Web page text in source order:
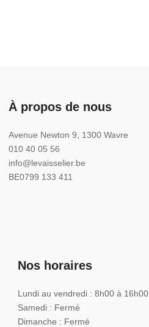
À propos de nous
Avenue Newton 9, 1300 Wavre
010 40 05 56
info@levaisselier.be
BE0799 133 411
Nos horaires
Lundi au vendredi : 8h00 à 16h00
Samedi : Fermé
Dimanche : Fermé